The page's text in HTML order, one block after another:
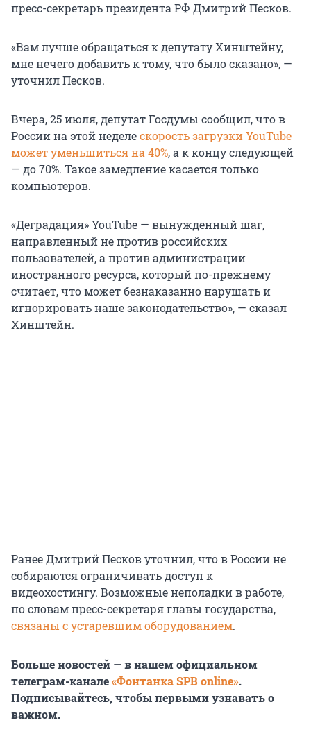
пресс-секретарь президента РФ Дмитрий Песков.
«Вам лучше обращаться к депутату Хинштейну,
мне нечего добавить к тому, что было сказано», —
уточнил Песков.
Вчера, 25 июля, депутат Госдумы сообщил, что в
России на этой неделескорость загрузки YouTube
может уменьшиться на 40%, а к концу следующей
— до 70%. Такое замедление касается только
компьютеров.
«Деградация» YouTube — вынужденный шаг,
направленный не против российских
пользователей, а против администрации
иностранного ресурса, который по-прежнему
считает, что может безнаказанно нарушать и
игнорировать наше законодательство», — сказал
Хинштейн.
Ранее Дмитрий Песков уточнил, что в России не
собираются ограничивать доступ к
видеохостингу. Возможные неполадки в работе,
по словам пресс-секретаря главы государства,
связаны с устаревшим оборудованием.
Больше новостей — в нашем официальном
телеграм-канале«Фонтанка SPB online».
Подписывайтесь, чтобы первыми узнавать о
важном.